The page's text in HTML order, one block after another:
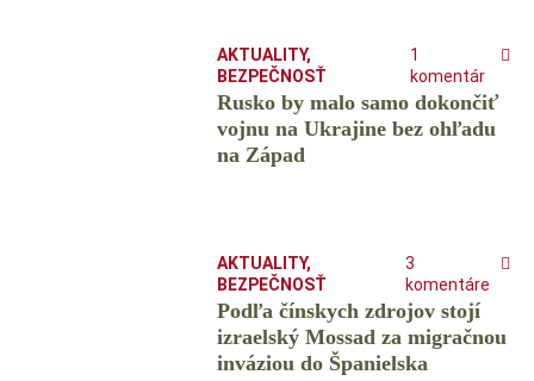
AKTUALITY,
BEZPEČNOSŤ
1
komentár
Rusko by malo samo dokončiť
vojnu na Ukrajine bez ohľadu
na Západ
AKTUALITY,
BEZPEČNOSŤ
3
komentáre
Podľa čínskych zdrojov stojí
izraelský Mossad za migračnou
inváziou do Španielska